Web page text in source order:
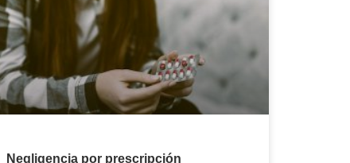
Negligencia por prescripción